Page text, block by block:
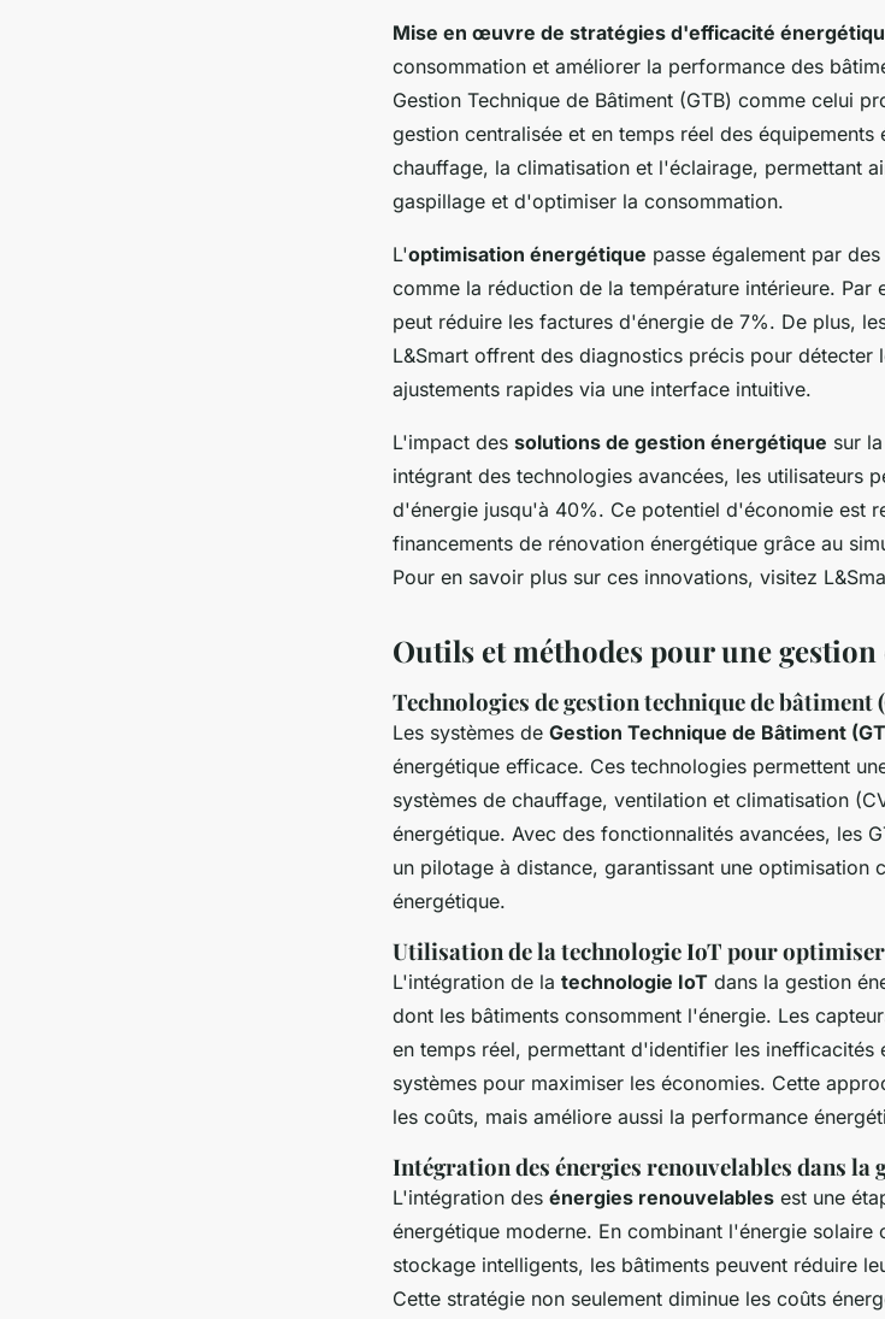
Mise en œuvre de stratégies d'efficacité
consommation et améliorer la performance des
Gestion Technique de Bâtiment (GTB) comme celui
gestion centralisée et en temps réel des
chauffage, la climatisation et l'éclairage, permettant
gaspillage et d'optimiser la consommation.
L'optimisation énergétique passe également par
comme la réduction de la température intérieure. Par
peut réduire les factures d'énergie de 7%. De plus,
L&Smart offrent des diagnostics précis pour détecter
ajustements rapides via une interface intuitive.
L'impact des solutions de gestion énergétique sur
intégrant des technologies avancées, les utilisateurs
d'énergie jusqu'à 40%. Ce potentiel d'économie est
financements de rénovation énergétique grâce au
Pour en savoir plus sur ces innovations, visitez
Outils et méthodes pour une
Technologies de gestion technique de bâtiment
Les systèmes de Gestion Technique de Bâtiment
énergétique efficace. Ces technologies permettent
systèmes de chauffage, ventilation et climatisation
énergétique. Avec des fonctionnalités avancées, les
un pilotage à distance, garantissant une optimisation
énergétique.
Utilisation de la technologie IoT pour
L'intégration de la technologie IoT dans la gestion
dont les bâtiments consomment l'énergie. Les
en temps réel, permettant d'identifier les inefficacités
systèmes pour maximiser les économies. Cette
les coûts, mais améliore aussi la performance
Intégration des énergies renouvelables dans la
L'intégration des énergies renouvelables est une
énergétique moderne. En combinant l'énergie solaire
stockage intelligents, les bâtiments peuvent réduire
Cette stratégie non seulement diminue les coûts